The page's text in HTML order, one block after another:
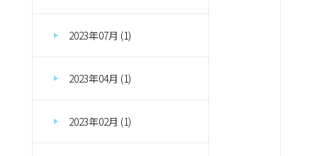
2023年07月 (1)
2023年04月 (1)
2023年02月 (1)